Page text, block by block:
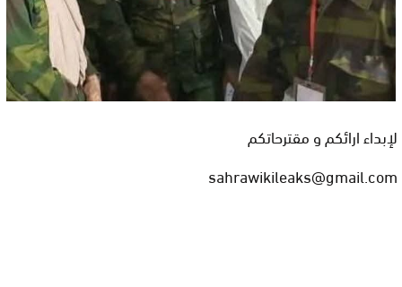
لإبداء ارائكم و مقترحاتكم
sahrawikileaks@gmail.com